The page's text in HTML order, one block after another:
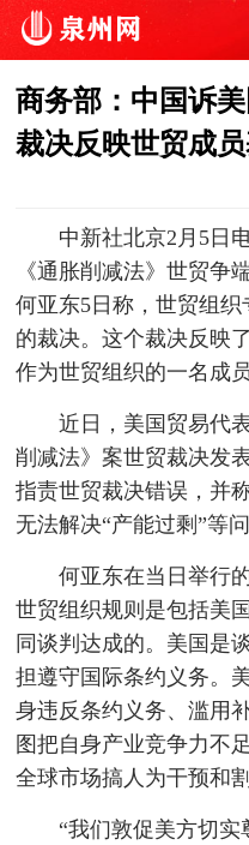
商务部：中国诉
裁决反映世贸成
中新社北京2月5日
《通胀削减法》世贸争
何亚东5日称，世贸组
的裁决。这个裁决反映
作为世贸组织的一名成
近日，美国贸易代
削减法》案世贸裁决发
指责世贸裁决错误，并
无法解决“产能过剩”等问
何亚东在当日举行
世贸组织规则是包括美
同谈判达成的。美国是
担遵守国际条约义务。
身违反条约义务、滥用
图把自身产业竞争力不
全球市场搞人为干预和
“我们敦促美方切